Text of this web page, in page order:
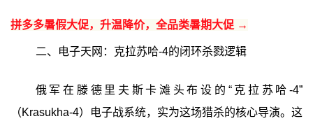
拼多多暑假大促，升温降价，全品类暑期大促 →
二、电子天网：克拉苏哈-4的闭环杀戮逻辑
俄军在滕德里夫斯卡滩头布设的“克拉苏哈-4”
（Krasukha-4）电子战系统，实为这场猎杀的核心导演。这